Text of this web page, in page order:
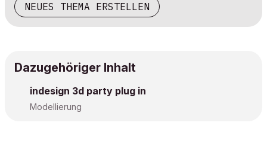
NEUES THEMA ERSTELLEN
Dazugehöriger Inhalt
indesign 3d party plug in
Modellierung